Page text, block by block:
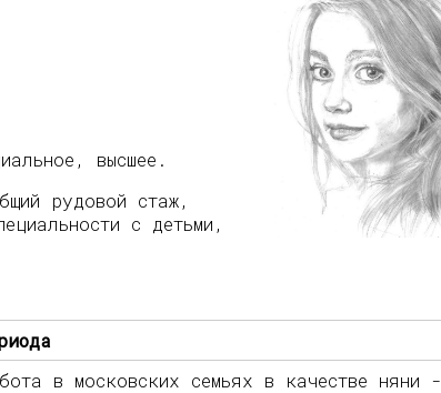
высшее.
рудовой стаж,
с детьми,
в московских семьях в качестве няни -